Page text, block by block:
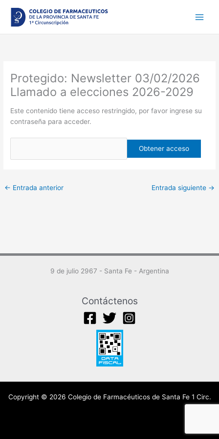
contenido
Protegido: Newsletter 03/02/2026
Llamado a elecciones 2026-2029
Este contenido tiene acceso restringido, por favor ingrese su
contraseña para acceder.
← Entrada anterior Entrada siguiente →
9 de julio 2967 - Santa Fe - Argentina
Contáctenos
Copyright © 2026 Colegio de Farmacéuticos de Santa Fe 1 Circ.